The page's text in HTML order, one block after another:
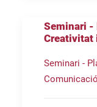
Seminari -
Creativitat
Seminari -
Comunicació